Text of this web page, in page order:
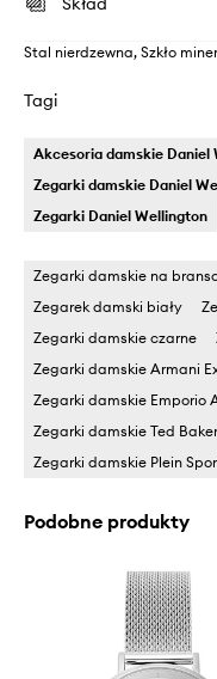
Stal nierdzewna, Szkło
Tagi
Akcesoria damskie Daniel
Zegarki damskie Daniel
Zegarki Daniel Wellington
Zegarki damskie na
Zegarek damski biały
Zegarki damskie czarne
Zegarki damskie Armani
Zegarki damskie Emporio
Zegarki damskie Ted Baker
Zegarki damskie Plein
Podobne produkty